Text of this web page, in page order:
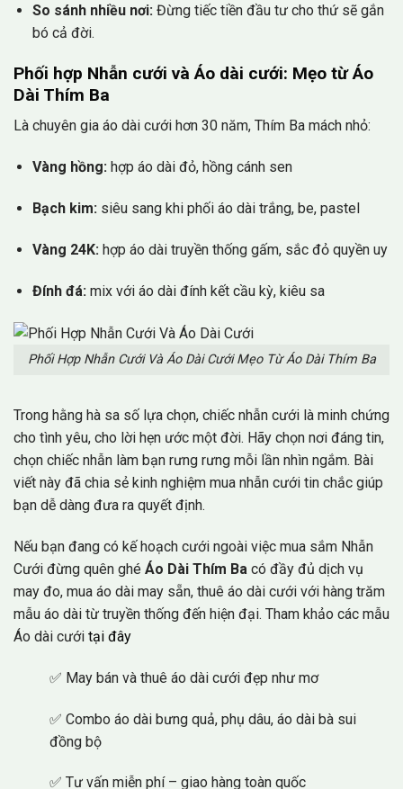
So sánh nhiều nơi: Đừng tiếc tiền đầu tư cho thứ sẽ gắn
bó cả đời.
Phối hợp Nhẫn cưới và Áo dài cưới: Mẹo từ Áo
Dài Thím Ba
Là chuyên gia áo dài cưới hơn 30 năm, Thím Ba mách nhỏ:
Vàng hồng: hợp áo dài đỏ, hồng cánh sen
Bạch kim: siêu sang khi phối áo dài trắng, be, pastel
Vàng 24K: hợp áo dài truyền thống gấm, sắc đỏ quyền uy
Đính đá: mix với áo dài đính kết cầu kỳ, kiêu sa
Phối Hợp Nhẫn Cưới Và Áo Dài Cưới Mẹo Từ Áo Dài Thím Ba
Trong hằng hà sa số lựa chọn, chiếc nhẫn cưới là minh chứng
cho tình yêu, cho lời hẹn ước một đời. Hãy chọn nơi đáng tin,
chọn chiếc nhẫn làm bạn rưng rưng mỗi lần nhìn ngắm. Bài
viết này đã chia sẻ kinh nghiệm mua nhẫn cưới tin chắc giúp
bạn dễ dàng đưa ra quyết định.
Nếu bạn đang có kế hoạch cưới ngoài việc mua sắm Nhẫn
Cưới đừng quên ghé Áo Dài Thím Ba có đầy đủ dịch vụ
may đo, mua áo dài may sẵn, thuê áo dài cưới với hàng trăm
mẫu áo dài từ truyền thống đến hiện đại. Tham khảo các mẫu
Áo dài cưới tại đây
✅ May bán và thuê áo dài cưới đẹp như mơ
✅ Combo áo dài bưng quả, phụ dâu, áo dài bà sui
đồng bộ
✅ Tư vấn miễn phí – giao hàng toàn quốc